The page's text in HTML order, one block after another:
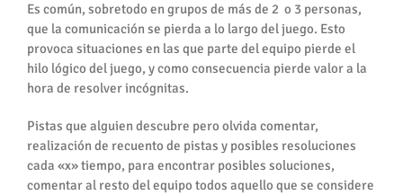
Es común, sobretodo en grupos de más de 2 o 3 personas,
que la comunicación se pierda a lo largo del juego. Esto
provoca situaciones en las que parte del equipo pierde el
hilo lógico del juego, y como consecuencia pierde valor a la
hora de resolver incógnitas.
Pistas que alguien descubre pero olvida comentar,
realización de recuento de pistas y posibles resoluciones
cada «x» tiempo, para encontrar posibles soluciones,
comentar al resto del equipo todos aquello que se considere